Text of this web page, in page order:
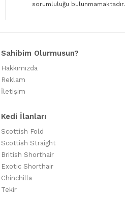
sorumluluğu bulunmamaktadır.
Sahibim Olurmusun?
Hakkımızda
Reklam
İletişim
Kedi İlanları
Scottish Fold
Scottish Straight
British Shorthair
Exotic Shorthair
Chinchilla
Tekir